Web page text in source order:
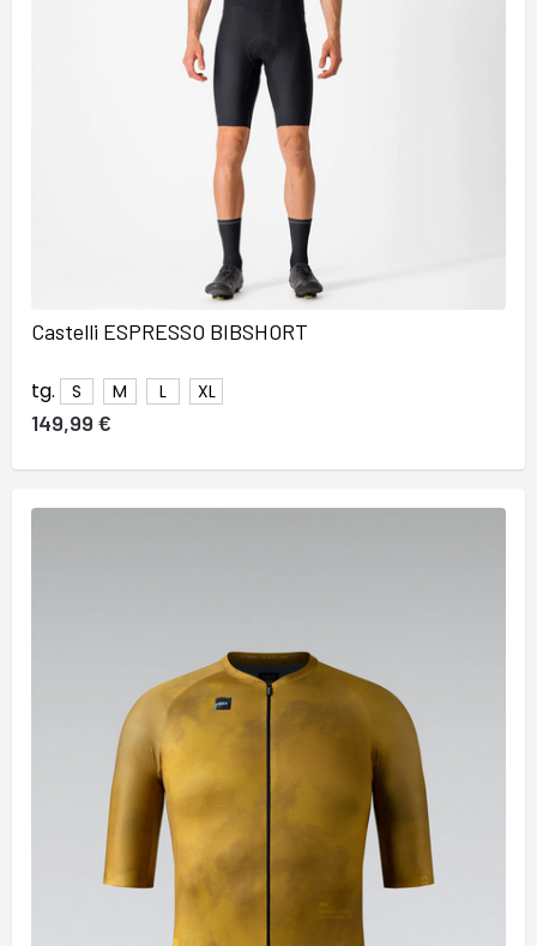
Castelli ESPRESSO BIBSHORT
tg. S M L XL
149,99 €